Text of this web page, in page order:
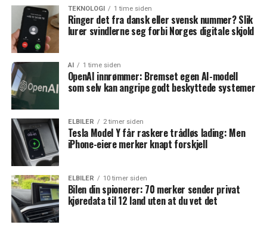
TEKNOLOGI 1 time siden
Ringer det fra dansk eller svensk nummer? Slik
lurer svindlerne seg forbi Norges digitale skjold
AI 1 time siden
OpenAI innrømmer: Bremset egen AI-modell
som selv kan angripe godt beskyttede systemer
ELBILER 2 timer siden
Tesla Model Y får raskere trådløs lading: Men
iPhone-eiere merker knapt forskjell
ELBILER 10 timer siden
Bilen din spionerer: 70 merker sender privat
kjøredata til 12 land uten at du vet det